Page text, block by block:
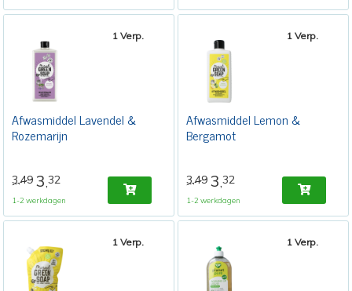
1 Verp.
Afwasmiddel Lavendel &
Rozemarijn
3,49 3,32
1-2 werkdagen
1 Verp.
Afwasmiddel Lemon &
Bergamot
3,49 3,32
1-2 werkdagen
1 Verp. 1 Verp.